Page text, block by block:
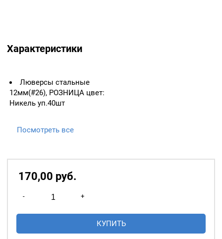
Характеристики
Люверсы стальные
12мм(#26), РОЗНИЦА цвет:
Никель уп.40шт
Посмотреть все
170,00 руб.
-
товара
Люверсы
+
КУПИТЬ